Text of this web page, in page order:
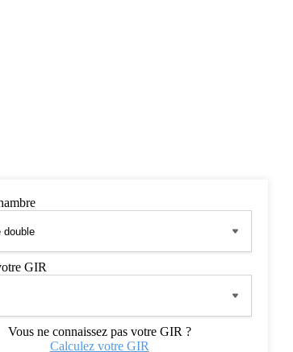
GIR
Vous ne connaissez pas votre GIR ?
Calculez votre GIR